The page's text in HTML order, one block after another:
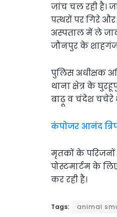
जांच चल रही है।
पत्थरों पर गिरे
अस्पताल में ले
जौनपुर के शाहगंज
पुलिस अधीक्षक
थाना क्षेत्र के
बाढ़ू व चंदेश चचेरे
कंपोजर आनंद
मृतकों के परिजनों
पोस्टमार्टम के
कर रही है।
Tags: animal